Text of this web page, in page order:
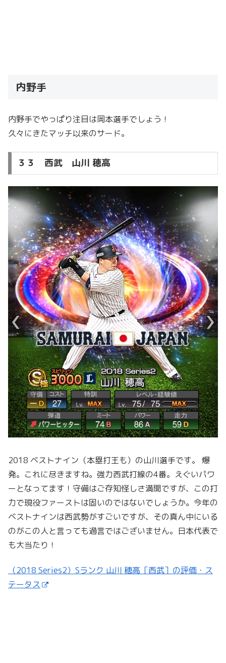
内野手
内野手でやっぱり注目は岡本選手でしょう！
久々にきたマッチ以来のサード。
３３ 西武 山川 穂高
2018 ベストナイン（本塁打王も）の山川選手です。 爆
発。これに尽きますね。強力西武打線の4番。えぐいパワ
ーとなってます！守備はご存知怪しさ満開ですが、この打
力で現役ファーストは固いのではないでしょうか。今年の
ベストナインは西武勢がすごいですが、その真ん中にいる
のがこの人と言っても過言ではございません。日本代表で
も大当たり！
（2018 Series2）Sランク 山川 穂高［西武］の評価・ス
テータス